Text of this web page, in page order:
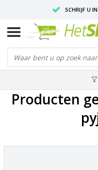
SCHRIJF U
VOOR 18:00
Producten